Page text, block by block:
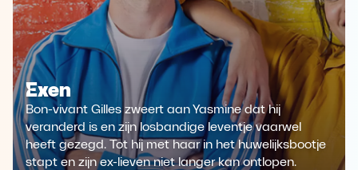
Firefox Download
Safari Download
Microsoft Edge Download
Opera Download
Exen
Bon-vivant Gilles zweert aan Yasmine dat hij
veranderd is en zijn losbandige leventje vaarwel
heeft gezegd. Tot hij met haar in het huwelijksbootje
stapt en zijn ex-lieven niet langer kan ontlopen.